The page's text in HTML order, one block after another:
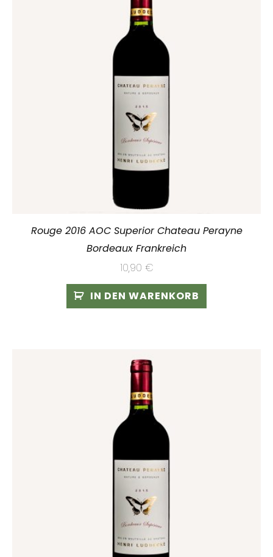
Rouge 2016 AOC Superior Chateau Perayne
Bordeaux Frankreich
10,90 €
IN DEN WARENKORB